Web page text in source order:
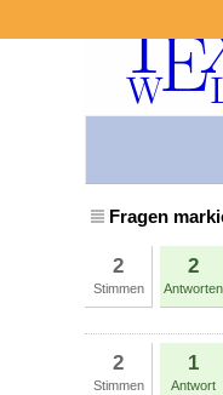
Fragen
2
Stimmen
2
Antworten
2
Stimmen
1
Antwort